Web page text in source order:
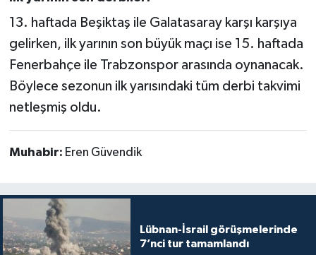
13. haftada Beşiktaş ile Galatasaray karşı karşıya
gelirken, ilk yarının son büyük maçı ise 15. haftada
Fenerbahçe ile Trabzonspor arasında oynanacak.
Böylece sezonun ilk yarısındaki tüm derbi takvimi
netleşmiş oldu.
Muhabir: Eren Güvendik
Lübnan-İsrail görüşmelerinde
7’nci tur tamamlandı